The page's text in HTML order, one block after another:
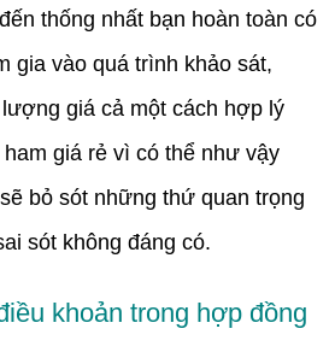
thống nhất bạn hoàn toàn có
gia vào quá trình khảo sát,
giá cả một cách hợp lý
giá rẻ vì có thể như vậy
bỏ sót những thứ quan trọng
sót không đáng có.
khoản trong hợp đồng